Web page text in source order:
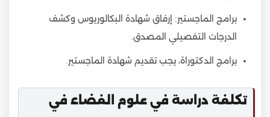
برامج الماجستير: إرفاق شهادة البكالوريوس وكشف
الدرجات التفصيلي المصدق.
برامج الدكتوراة، يجب تقديم شهادة الماجستير.
تكلفة دراسة في علوم الفضاء في